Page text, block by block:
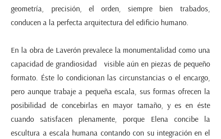
geometría, precisión, el orden, siempre bien trabados,
conducen a la perfecta arquitectura del edificio humano.
En la obra de Laverón prevalece la monumentalidad como una
capacidad de grandiosidad visible aún en piezas de pequeño
formato. Éste lo condicionan las circunstancias o el encargo,
pero aunque trabaje a pequeña escala, sus formas ofrecen la
posibilidad de concebirlas en mayor tamaño, y es en éste
cuando satisfacen plenamente, porque Elena concibe la
escultura a escala humana contando con su integración en el